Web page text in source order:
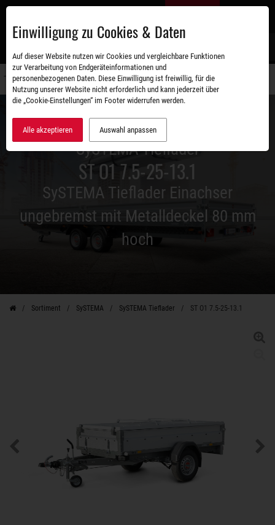
Zum
SySTEMA Tieflader
ST O1 7.5-25-13.1
SySTEMA Tieflader Einachser
ungebremst mit Metalldeckel 80 mm
hoch
Sortiment SySTEMA SySTEMA Tieflader ST O1 7.5-25-13.1
Einwilligung zu Cookies & Daten
Auf dieser Website nutzen wir Cookies und vergleichbare Funktionen
zur Verarbeitung von Endgeräteinformationen und
personenbezogenen Daten. Diese Einwilligung ist freiwillig, für die
Nutzung unserer Website nicht erforderlich und kann jederzeit über
die „Cookie-Einstellungen“ im Footer widerrufen werden.
Alle akzeptieren Auswahl anpassen